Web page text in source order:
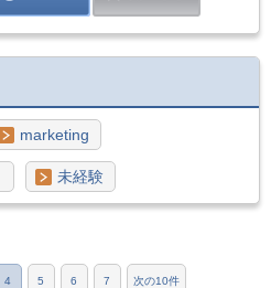
marketing
未経験
4 5 6 7 次の10件